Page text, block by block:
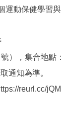
動保健學習與
），集合地點
通知為準。
reurl.cc/